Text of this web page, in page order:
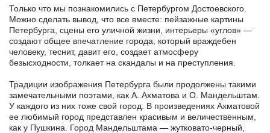
Только что мы познакомились с Петербургом Достоевского.
Можно сделать вывод, что все вместе: пейзажные картины
Петербурга, сцены его уличной жизни, интерьеры «углов» —
создают общее впечатление города, который враждебен
человеку, теснит, давит его, создает атмосферу
безысходности, толкает на скандалы и на преступления.
Традиции изображения Петербурга были продолжены такими
замечательными поэтами, как А. Ахматова и О. Мандельштам.
У каждого из них тоже свой город. В произведениях Ахматовой
ее любимый город представлен красивым и величественным,
как у Пушкина. Город Мандельштама — жутковато-черный,